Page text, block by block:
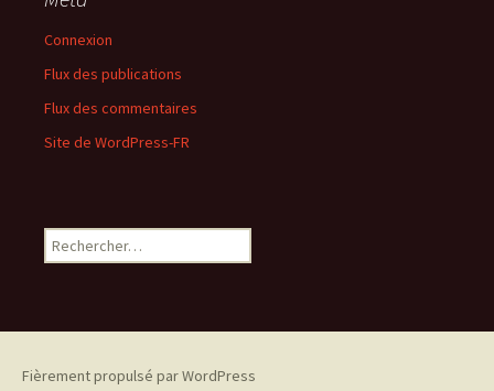
Connexion
Flux des publications
Flux des commentaires
Site de WordPress-FR
Rechercher :
Fièrement propulsé par WordPress